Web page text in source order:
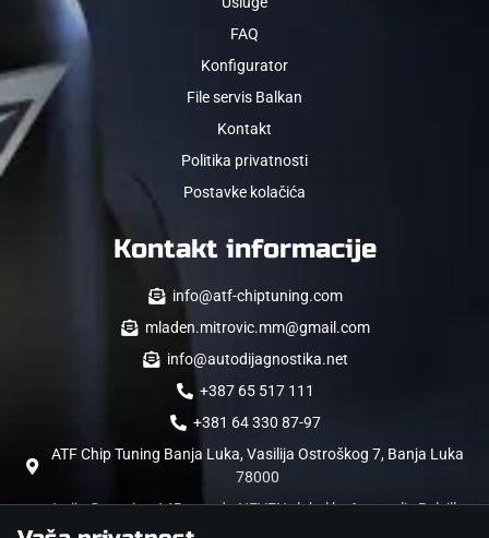
FAQ
Konfigurator
File servis Balkan
Kontakt
Politika privatnosti
Postavke kolačića
Kontakt informacije
info@atf-chiptuning.com
mladen.mitrovic.mm@gmail.com
info@autodijagnostika.net
+387 65 517 111
+381 64 330 87-97
ATF Chip Tuning Banja Luka, Vasilija Ostroškog 7, Banja Luka
78000
Jurija Gagarina 14B zgrada NEVEN , lokal br.6 , naselje Belville,